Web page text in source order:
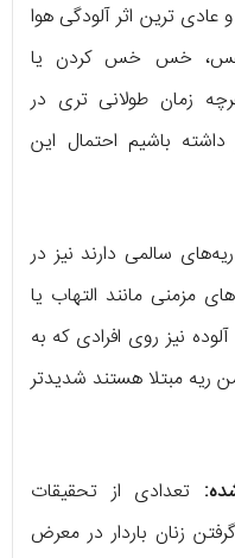
عادی ترین اثر آلودگی هوا
نفس، خس خس کردن یا
زمان طولانی تری در
باشیم احتمال این
سالمی دارند نیز در
مزمنی مانند التهاب یا
نیز روی افرادی که به
ریه مبتلا هستند شدیدتر
تعدادی از تحقیقات
زنان باردار در معرض